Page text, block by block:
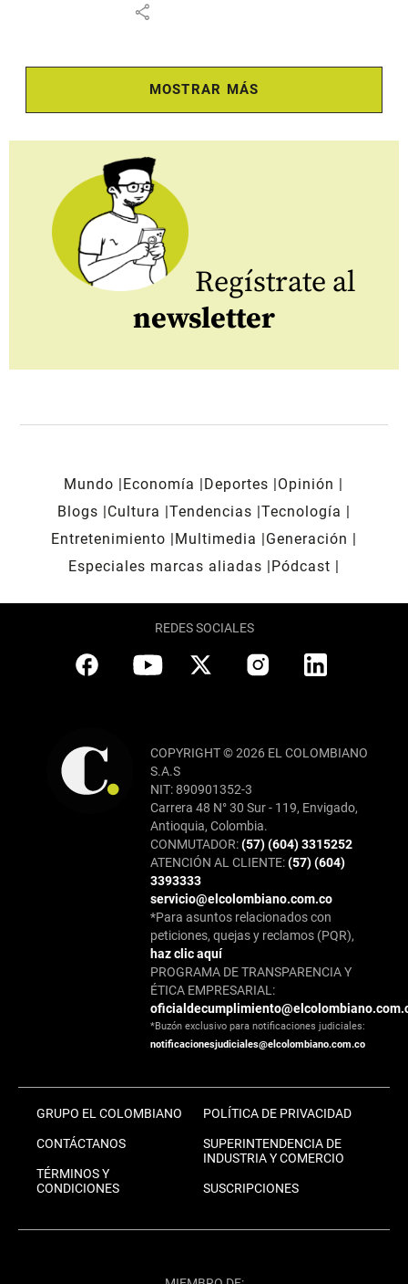
share
MOSTRAR MÁS
Regístrate al
newsletter
Mundo Economía Deportes
Opinión
Blogs
Cultura Tendencias Tecnología
Entretenimiento
Multimedia
Generación
Especiales marcas aliadas
Pódcast
REDES SOCIALES
COPYRIGHT © 2026 EL COLOMBIANO
S.A.S
NIT: 890901352-3
Carrera 48 N° 30 Sur - 119, Envigado,
Antioquia, Colombia.
CONMUTADOR:(57) (604) 3315252
ATENCIÓN AL CLIENTE:(57) (604)
3393333
servicio@elcolombiano.com.co
*Para asuntos relacionados con
peticiones, quejas y reclamos (PQR),
haz clic aquí
PROGRAMA DE TRANSPARENCIA Y
ÉTICA EMPRESARIAL:
*Buzón exclusivo para notificaciones judiciales:
notificacionesjudiciales@elcolombiano.com.co
GRUPO EL COLOMBIANO
CONTÁCTANOS
TÉRMINOS Y
CONDICIONES
POLÍTICA DE PRIVACIDAD
SUPERINTENDENCIA DE
INDUSTRIA Y COMERCIO
SUSCRIPCIONES